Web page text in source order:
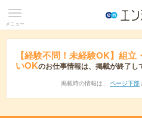
メニュー
【経験不問！未経験OK】組
いOKのお仕事情報は、掲載が終了し
掲載時の情報は、 ページ下部